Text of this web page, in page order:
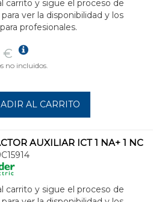
carrito y sigue el proceso de
ver la disponibilidad y los
profesionales.
€
no incluidos.
AL CARRITO
AUXILIAR ICT 1 NA+ 1 NC
carrito y sigue el proceso de